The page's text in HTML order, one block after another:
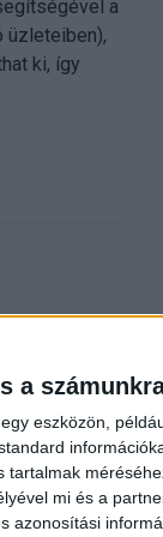
a
eszközön,
mi és a
azonosítási
a
üzleteiben),
ki, így
Következő cikk
a mémekkel?